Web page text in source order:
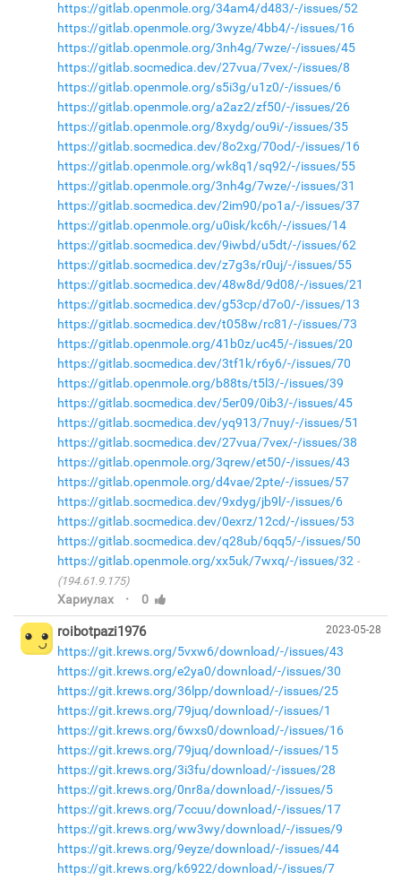
https://gitlab.openmole.org/34am4/d483/-/issues/52
https://gitlab.openmole.org/3wyze/4bb4/-/issues/16
https://gitlab.openmole.org/3nh4g/7wze/-/issues/45
https://gitlab.socmedica.dev/27vua/7vex/-/issues/8
https://gitlab.openmole.org/s5i3g/u1z0/-/issues/6
https://gitlab.openmole.org/a2az2/zf50/-/issues/26
https://gitlab.openmole.org/8xydg/ou9i/-/issues/35
https://gitlab.socmedica.dev/8o2xg/70od/-/issues/16
https://gitlab.openmole.org/wk8q1/sq92/-/issues/55
https://gitlab.openmole.org/3nh4g/7wze/-/issues/31
https://gitlab.socmedica.dev/2im90/po1a/-/issues/37
https://gitlab.openmole.org/u0isk/kc6h/-/issues/14
https://gitlab.socmedica.dev/9iwbd/u5dt/-/issues/62
https://gitlab.socmedica.dev/z7g3s/r0uj/-/issues/55
https://gitlab.socmedica.dev/48w8d/9d08/-/issues/21
https://gitlab.socmedica.dev/g53cp/d7o0/-/issues/13
https://gitlab.socmedica.dev/t058w/rc81/-/issues/73
https://gitlab.openmole.org/41b0z/uc45/-/issues/20
https://gitlab.socmedica.dev/3tf1k/r6y6/-/issues/70
https://gitlab.openmole.org/b88ts/t5l3/-/issues/39
https://gitlab.socmedica.dev/5er09/0ib3/-/issues/45
https://gitlab.socmedica.dev/yq913/7nuy/-/issues/51
https://gitlab.socmedica.dev/27vua/7vex/-/issues/38
https://gitlab.openmole.org/3qrew/et50/-/issues/43
https://gitlab.openmole.org/d4vae/2pte/-/issues/57
https://gitlab.socmedica.dev/9xdyg/jb9l/-/issues/6
https://gitlab.socmedica.dev/0exrz/12cd/-/issues/53
https://gitlab.socmedica.dev/q28ub/6qq5/-/issues/50
https://gitlab.openmole.org/xx5uk/7wxq/-/issues/32
(194.61.9.175)
Хариулах · 0
2023-05-28
roibotpazi1976
https://git.krews.org/5vxw6/download/-/issues/43
https://git.krews.org/e2ya0/download/-/issues/30
https://git.krews.org/36lpp/download/-/issues/25
https://git.krews.org/79juq/download/-/issues/1
https://git.krews.org/6wxs0/download/-/issues/16
https://git.krews.org/79juq/download/-/issues/15
https://git.krews.org/3i3fu/download/-/issues/28
https://git.krews.org/0nr8a/download/-/issues/5
https://git.krews.org/7ccuu/download/-/issues/17
https://git.krews.org/ww3wy/download/-/issues/9
https://git.krews.org/9eyze/download/-/issues/44
https://git.krews.org/k6922/download/-/issues/7